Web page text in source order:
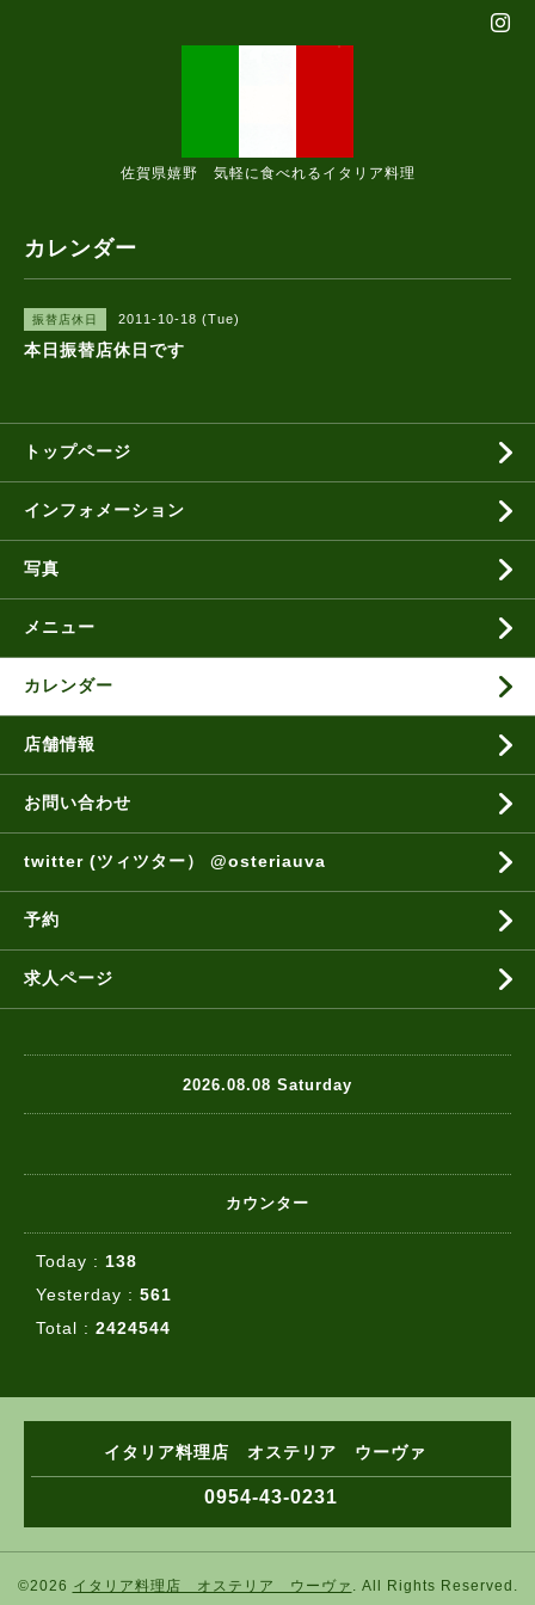
佐賀県嬉野 気軽に食べれるイタリア料理
カレンダー
振替店休日 2011-10-18 (Tue)
本日振替店休日です
トップページ
インフォメーション
写真
メニュー
カレンダー
店舗情報
お問い合わせ
twitter (ツィツター） @osteriauva
予約
求人ページ
2026.08.08 Saturday
カウンター
Today : 138
Yesterday : 561
Total : 2424544
イタリア料理店 オステリア ウーヴァ
0954-43-0231
©2026 イタリア料理店 オステリア ウーヴァ . All Rights Reserved.